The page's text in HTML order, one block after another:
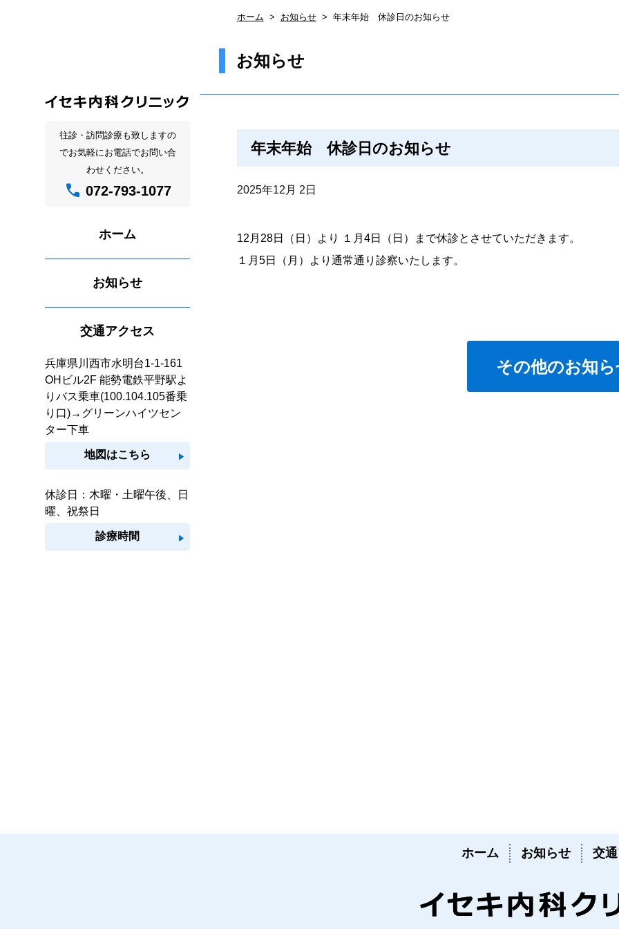
往診・訪問診療も致しますの
でお気軽にお電話でお問い合
わせください。
call 072-793-1077
ホーム
お知らせ
交通アクセス
兵庫県川西市水明台1-1-161
OHビル2F 能勢電鉄平野駅よ
りバス乗車(100.104.105番乗
り口)→グリーンハイツセン
ター下車
地図はこちら play_arrow
休診日：木曜・土曜午後、日
曜、祝祭日
診療時間 play_arrow
ホーム お知らせ 年末年始 休診日のお知らせ
お知らせ
年末年始 休診日のお知らせ
2025年12月 2日
12月28日（日）より １月4日（日）まで休診とさせていただきます。
１月5日（月）より通常通り診察いたします。
その他のお知
ホーム お知らせ 交